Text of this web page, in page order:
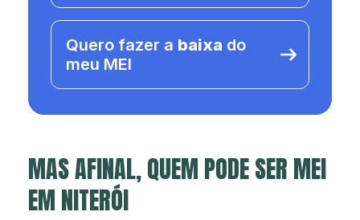
Quero fazer a baixa do
meu MEI
MAS AFINAL, QUEM PODE SER MEI
EM NITERÓI